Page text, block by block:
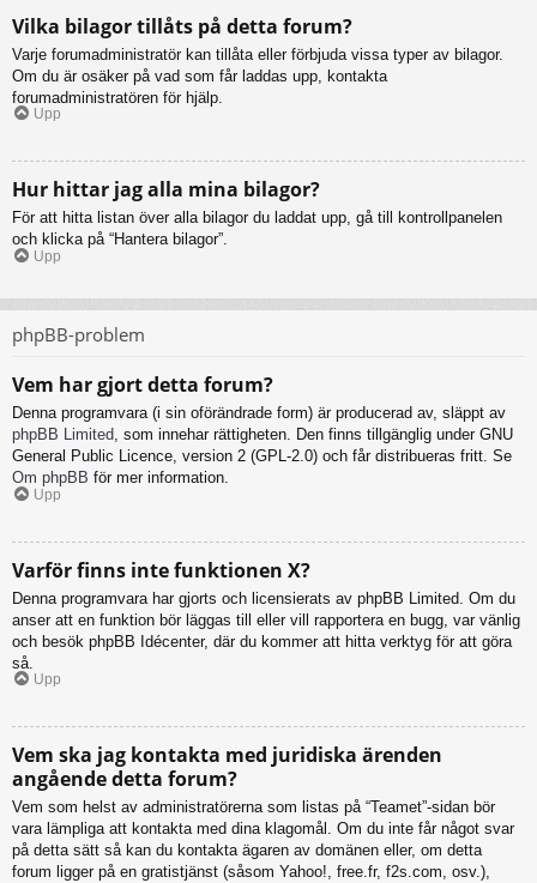
Vilka bilagor tillåts på detta forum?
Varje forumadministratör kan tillåta eller förbjuda vissa typer av bilagor.
Om du är osäker på vad som får laddas upp, kontakta
forumadministratören för hjälp.
Upp
Hur hittar jag alla mina bilagor?
För att hitta listan över alla bilagor du laddat upp, gå till kontrollpanelen
och klicka på “Hantera bilagor”.
Upp
phpBB-problem
Vem har gjort detta forum?
Denna programvara (i sin oförändrade form) är producerad av, släppt av
phpBB Limited, som innehar rättigheten. Den finns tillgänglig under GNU
General Public Licence, version 2 (GPL-2.0) och får distribueras fritt. Se
Om phpBB för mer information.
Upp
Varför finns inte funktionen X?
Denna programvara har gjorts och licensierats av phpBB Limited. Om du
anser att en funktion bör läggas till eller vill rapportera en bugg, var vänlig
och besök phpBB Idécenter, där du kommer att hitta verktyg för att göra
så.
Upp
Vem ska jag kontakta med juridiska ärenden
angående detta forum?
Vem som helst av administratörerna som listas på “Teamet”-sidan bör
vara lämpliga att kontakta med dina klagomål. Om du inte får något svar
på detta sätt så kan du kontakta ägaren av domänen eller, om detta
forum ligger på en gratistjänst (såsom Yahoo!, free.fr, f2s.com, osv.),